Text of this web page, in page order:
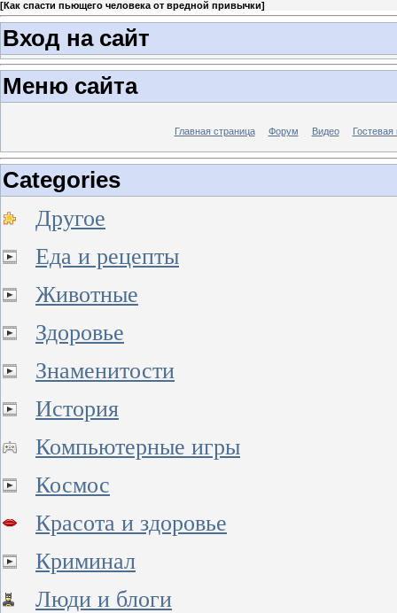
[Как спасти пьющего человека от вредной привычки]
Вход на сайт
Меню сайта
Главная страница Форум Видео Гостевая
Categories
Другое
Еда и рецепты
Животные
Здоровье
Знаменитости
История
Компьютерные игры
Космос
Красота и здоровье
Криминал
Люди и блоги